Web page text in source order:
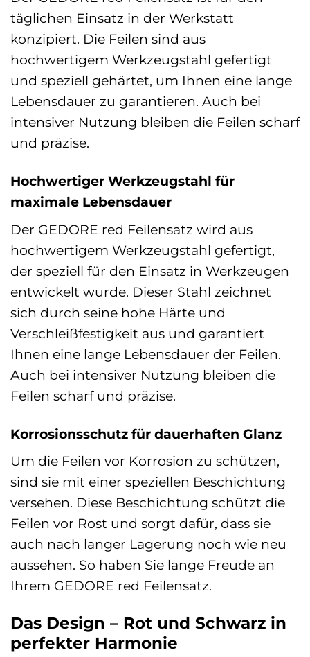
täglichen Einsatz in der Werkstatt
konzipiert. Die Feilen sind aus
hochwertigem Werkzeugstahl gefertigt
und speziell gehärtet, um Ihnen eine lange
Lebensdauer zu garantieren. Auch bei
intensiver Nutzung bleiben die Feilen scharf
und präzise.
Hochwertiger Werkzeugstahl für
maximale Lebensdauer
Der GEDORE red Feilensatz wird aus
hochwertigem Werkzeugstahl gefertigt,
der speziell für den Einsatz in Werkzeugen
entwickelt wurde. Dieser Stahl zeichnet
sich durch seine hohe Härte und
Verschleißfestigkeit aus und garantiert
Ihnen eine lange Lebensdauer der Feilen.
Auch bei intensiver Nutzung bleiben die
Feilen scharf und präzise.
Korrosionsschutz für dauerhaften Glanz
Um die Feilen vor Korrosion zu schützen,
sind sie mit einer speziellen Beschichtung
versehen. Diese Beschichtung schützt die
Feilen vor Rost und sorgt dafür, dass sie
auch nach langer Lagerung noch wie neu
aussehen. So haben Sie lange Freude an
Ihrem GEDORE red Feilensatz.
Das Design – Rot und Schwarz in
perfekter Harmonie